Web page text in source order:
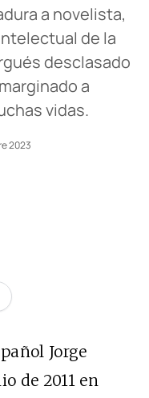
a novelista,
de la
desclasado
a
vidas.
2023
Jorge
de 2011 en